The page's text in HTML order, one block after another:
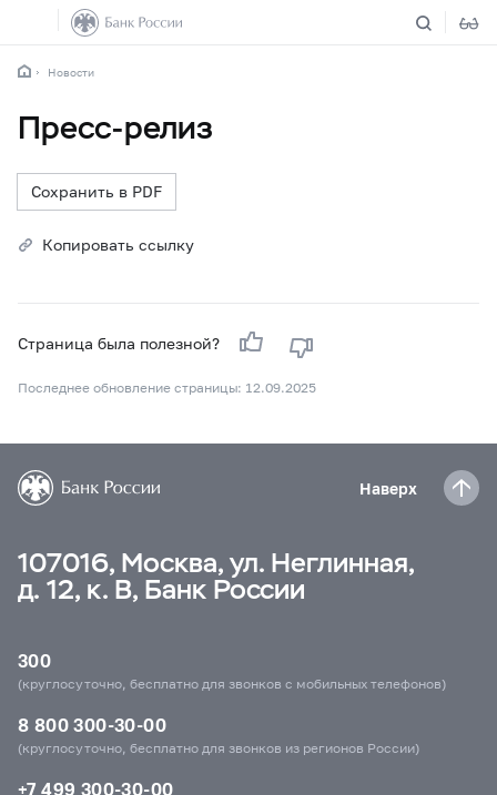
Новости
Пресс-релиз
Сохранить в PDF
Копировать ссылку
Страница была полезной?
Последнее обновление страницы: 12.09.2025
Наверх
107016, Москва, ул. Неглинная,
д. 12, к. В, Банк России
300
(круглосуточно, бесплатно для звонков с мобильных телефонов)
8 800 300-30-00
(круглосуточно, бесплатно для звонков из регионов России)
+7 499 300-30-00